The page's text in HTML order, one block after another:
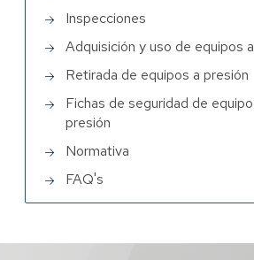
Inspecciones
Adquisición y uso de equipos
Retirada de equipos a presión
Fichas de seguridad de
presión
Normativa
FAQ's